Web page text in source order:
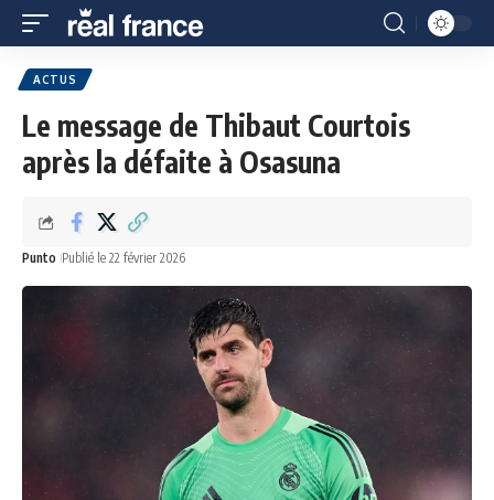
ACTUS
Le message de Thibaut Courtois
après la défaite à Osasuna
Punto Publié le 22 février 2026